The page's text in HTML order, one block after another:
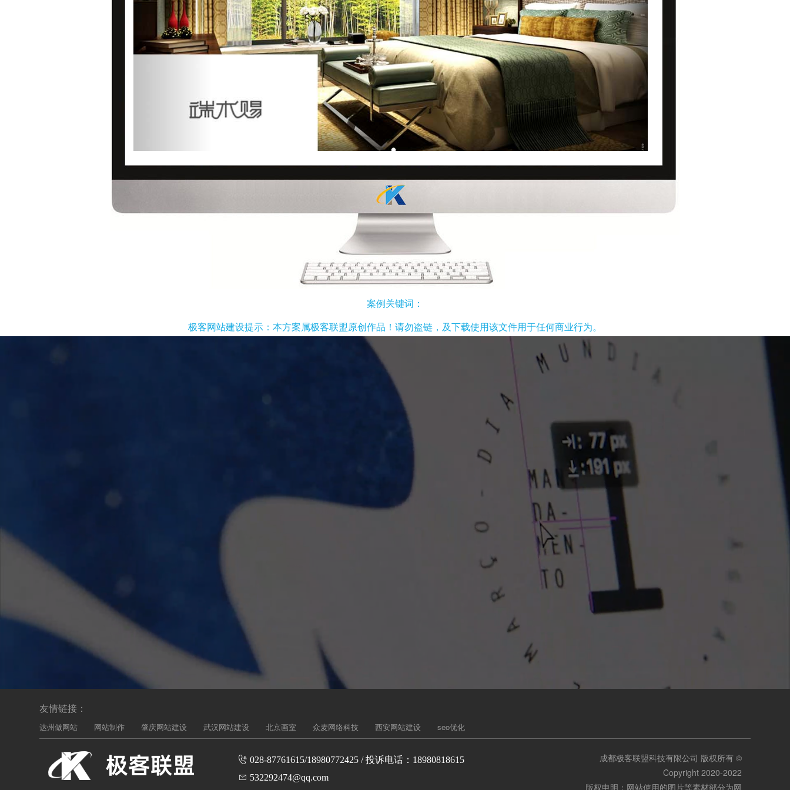
案例关键词：
极客网站建设提示：本方案属极客联盟原创作品！请勿盗链，及下载使用该文件用于任何商业行为。
友情链接：
达州做网站 网站制作 肇庆网站建设 武汉网站建设 北京画室 众麦网络科技 西安网站建设 seo优化
028-87761615/18980772425 / 投诉电话：18980818615
532292474@qq.com
成都极客联盟科技有限公司 版权所有 ©
Copyright 2020-2022
版权申明：网站使用的图片等素材部分为网